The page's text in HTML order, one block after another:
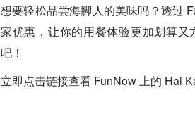
想要轻松品尝海脚人的美味吗？透过
家优惠，让你的用餐体验更加划算
吧！
立即点击链接查看 FunNow 上的 Hai